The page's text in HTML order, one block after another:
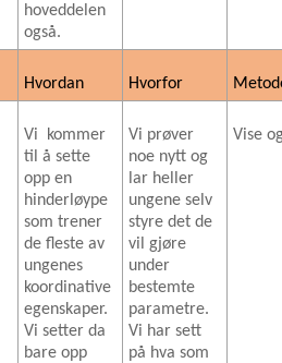
hoveddelen
også.
Hvordan Hvorfor
Vi
kommer
til å sette
opp en
hinderløype
som trener
de fleste av
ungenes
koordinative
egenskaper.
Vi setter da
bare opp
Vi prøver
noe nytt og
lar heller
ungene selv
styre det de
vil gjøre
under
bestemte
parametre.
Vi har sett
på hva som
Vise